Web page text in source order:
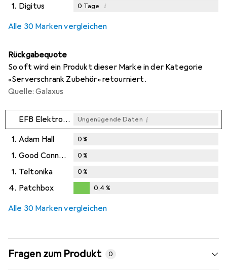
1. Digitus 0 Tage i
Alle 30 Marken vergleichen
Rückgabequote
So oft wird ein Produkt dieser Marke in der Kategorie
«Serverschrank Zubehör» retourniert.
Quelle: Galaxus
EFB Elektronik Ungenügende Daten i
1. Adam Hall 0%
1. Good Connections 0%
1. Teltonika 0%
4. Patchbox 0,4 %
Alle 30 Marken vergleichen
Fragen zum Produkt 0